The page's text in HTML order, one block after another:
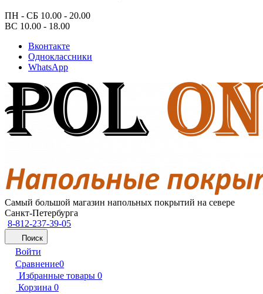
ПН - СБ 10.00 - 20.00
ВС 10.00 - 18.00
Вконтакте
Одноклассники
WhatsApp
Самый большой магазин напольных покрытий на севере
Санкт-Петербурга
8-812-237-39-05
Поиск
Войти
Сравнение0
Избранные товары 0
Корзина 0